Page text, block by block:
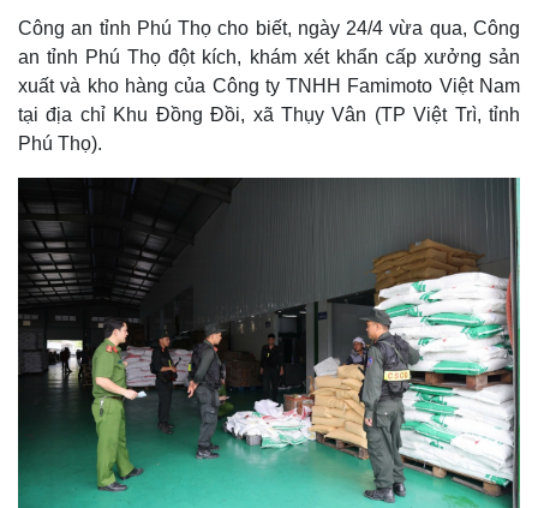
Biển đảo
Công an tỉnh Phú Thọ cho biết, ngày 24/4 vừa qua, Công
an tỉnh Phú Thọ đột kích, khám xét khẩn cấp xưởng sản
xuất và kho hàng của Công ty TNHH Famimoto Việt Nam
tại địa chỉ Khu Đồng Đồi, xã Thụy Vân (TP Việt Trì, tỉnh
Phú Thọ).